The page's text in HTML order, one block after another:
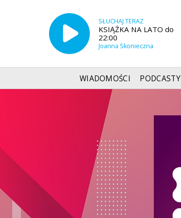
SŁUCHAJ TERAZ
KSIĄŻKA NA LATO do
22:00
Joanna Skonieczna
WIADOMOŚCI PODCASTY